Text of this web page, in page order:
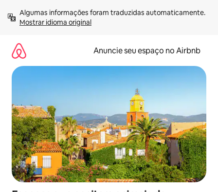
para
Mostrar idioma original
Anuncie seu espaço no Airbnb